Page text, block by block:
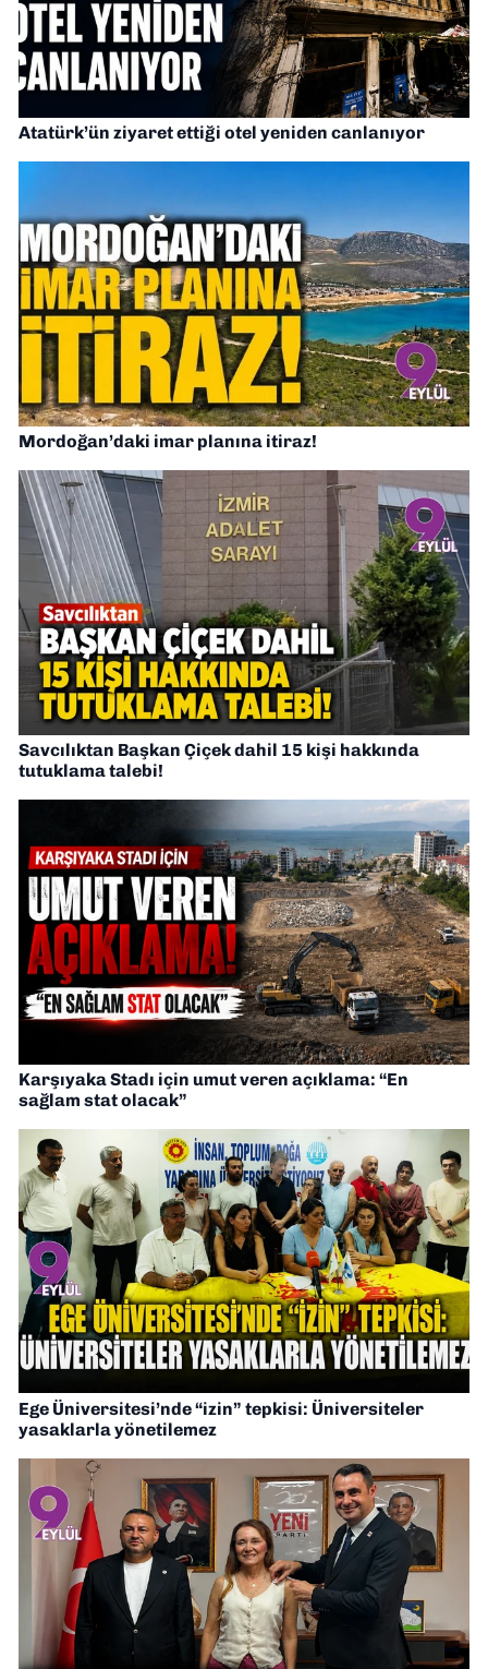
Atatürk’ün ziyaret ettiği otel yeniden canlanıyor
Mordoğan’daki imar planına itiraz!
Savcılıktan Başkan Çiçek dahil 15 kişi hakkında
tutuklama talebi!
Karşıyaka Stadı için umut veren açıklama: “En
sağlam stat olacak”
Ege Üniversitesi’nde “izin” tepkisi: Üniversiteler
yasaklarla yönetilemez